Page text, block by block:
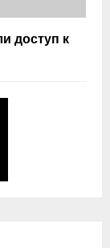
доступ к